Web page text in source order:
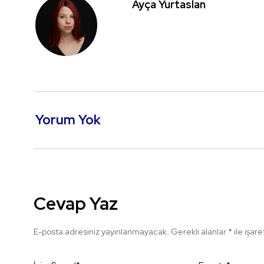
Ayça Yurtaslan
Yorum Yok
Cevap Yaz
E-posta adresiniz yayınlanmayacak. Gerekli alanlar * ile